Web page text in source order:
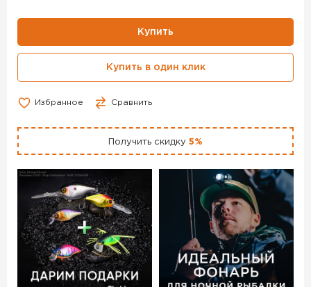
- Трехслойная водонепроницаемая мембрана.
- Teflon Shield + DWR
- Водонепроницаемые молнии YKK Aquaguard.
данный товар доступен для заказа в интернет-магазине
BigGame по цене 18 990 руб. с доставкой в Челябинске и
положите его в корзину или позвоните по телефону +7
(351) 220-15-00
Купить
Купить в один клик
Избранное Сравнить
Получить скидку 5%